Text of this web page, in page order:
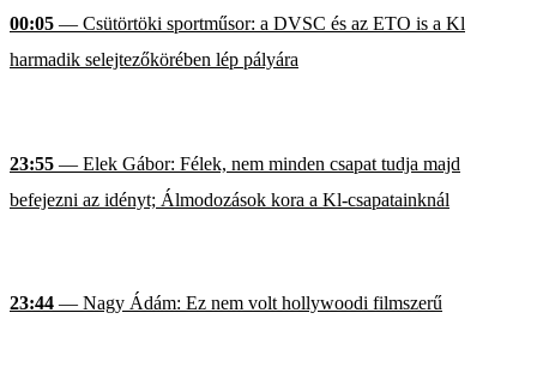
00:05 — Csütörtöki sportműsor: a DVSC és az ETO is a Kl
harmadik selejtezőkörében lép pályára
23:55 — Elek Gábor: Félek, nem minden csapat tudja majd
befejezni az idényt; Álmodozások kora a Kl-csapatainknál
23:44 — Nagy Ádám: Ez nem volt hollywoodi filmszerű